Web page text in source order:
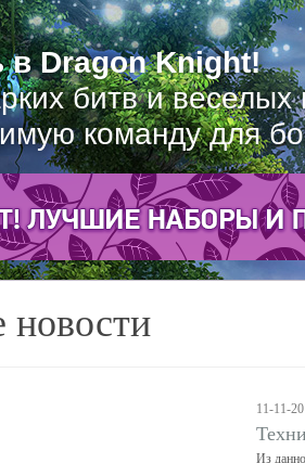
Dragon Knight!
битв и веселых
команду для
новости
11-11-
Из